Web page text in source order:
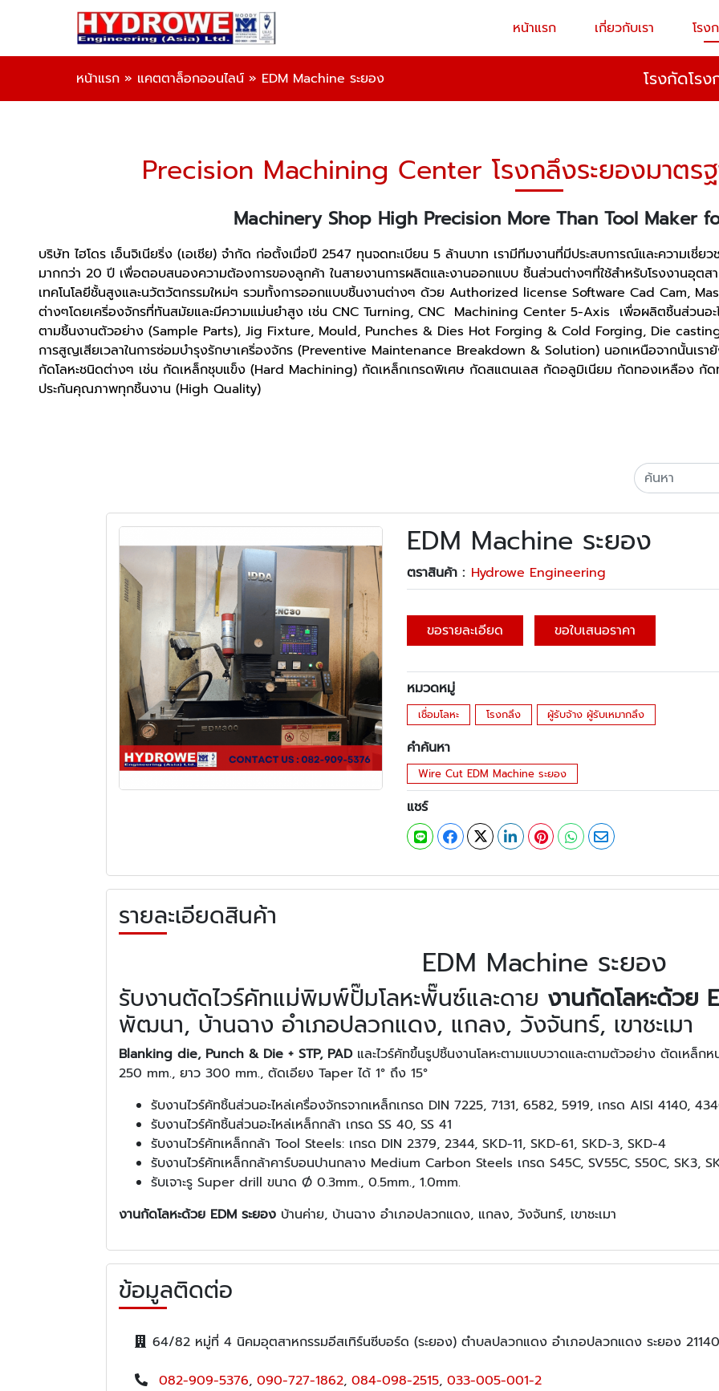
หน้าแรก เกี่ยวกับเรา โรง
หน้าแรก » แคตตาล็อกออนไลน์ » EDM Machine ระยอง โรงกัดโร
Precision Machining Center โรงกลึงระยองมาตร
Machinery Shop High Precision More Than Tool Maker
บริษัท ไฮโดร เอ็นจิเนียริ่ง (เอเชีย) จำกัด ก่อตั้งเมื่อปี 2547 ทุนจดทะเบียน 5 ล้านบาท เรามีทีมงานที่มีประสบการณ์และความเชี่
มากกว่า 20 ปี เพื่อตอบสนองความต้องการของลูกค้า ในสายงานการผลิตและงานออกแบบ ชิ้นส่วนต่างๆที่ใช้สำหรับโรงงานอุ
เทคโนโลยีชั้นสูงและนวัตวัตกรรมใหม่ๆ รวมทั้งการออกแบบชิ้นงานต่างๆ ด้วย Authorized license Software Cad Cam,
ต่างๆโดยเคริ่องจักรที่ทันสมัยและมีความแม่นยำสูง เช่น CNC Turning, CNC Machining Center 5-Axis เพื่อผลิตชิ้นส่วนอ
ตามชิ้นงานตัวอย่าง (Sample Parts), Jig Fixture, Mould, Punches & Dies Hot Forging & Cold Forging, Die
การสูญเสียเวลาในการซ่อมบำรุงรักษาเคริ่องจักร (Preventive Maintenance Breakdown & Solution) นอกเหนือจากนั้นเร
กัดโลหะชนิดต่างๆ เช่น กัดเหล็กชุบแข็ง (Hard Machining) กัดเหล็กเกรดพิเศษ กัดสแตนเลส กัดอลูมิเนียม กัดทองเหลือง กั
ประกันคุณภาพทุกชิ้นงาน (High Quality)
EDM Machine ระยอง
ตราสินค้า : Hydrowe Engineering
ขอรายละเอียด ขอใบเสนอราคา
หมวดหมู่
เชื่อมโลหะ โรงกลึง ผู้รับจ้าง ผู้รับเหมากลึง
คำค้นหา
Wire Cut EDM Machine ระยอง
แชร์
รายละเอียดสินค้า
EDM Machine ระยอง
รับงานตัดไวร์คัทแม่พิมพ์ปั๊มโลหะพั๊นซ์และดาย งานกัดโลหะด้วย
พัฒนา, บ้านฉาง อำเภอปลวกแดง, แกลง, วังจันทร์, เขาชะเมา
Blanking die, Punch & Die + STP, PAD และไวร์คัทขึ้นรูปชิ้นงานโลหะตามแบบวาดและตามตัวอย่าง ตัดเหล็ก
250 mm., ยาว 300 mm., ตัดเอียง Taper ได้ 1° ถึง 15°
รับงานไวร์คัทชิ้นส่วนอะไหล่เครื่องจักรจากเหล็กเกรด DIN 7225, 7131, 6582, 5919, เกรด AISI 4140,
รับงานไวร์คัทชิ้นส่วนอะไหล่เหล็กกล้า เกรด SS 40, SS 41
รับงานไวร์คัทเหล็กกล้า Tool Steels: เกรด DIN 2379, 2344, SKD-11, SKD-61, SKD-3, SKD-4
รับงานไวร์คัทเหล็กกล้าคาร์บอนปานกลาง Medium Carbon Steels เกรด S45C, SV55C, S50C, SK3,
รับเจาะรู Super drill ขนาด Ø 0.3mm., 0.5mm., 1.0mm.
งานกัดโลหะด้วย EDM ระยอง บ้านค่าย, บ้านฉาง อำเภอปลวกแดง, แกลง, วังจันทร์, เขาชะเมา
ข้อมูลติดต่อ
64/82 หมู่ที่ 4 นิคมอุตสาหกรรมอีสเทิร์นซีบอร์ด (ระยอง) ตำบลปลวกแดง อำเภอปลวกแดง ระยอง 21140
082-909-5376, 090-727-1862, 084-098-2515, 033-005-001-2